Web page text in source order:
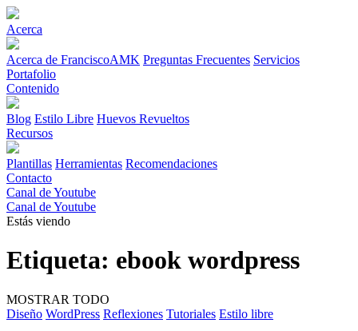
Acerca
Acerca de FranciscoAMK Preguntas Frecuentes Servicios
Portafolio
Contenido
Blog Estilo Libre Huevos Revueltos
Recursos
Plantillas Herramientas Recomendaciones
Contacto
Canal de Youtube
Canal de Youtube
Estás viendo
Etiqueta: ebook wordpress
MOSTRAR TODO
Diseño WordPress Reflexiones Tutoriales Estilo libre